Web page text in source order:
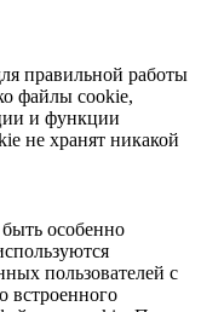
правильной работы
файлы cookie,
и функции
не хранят никакой
особенно
пользователей с
встроенного